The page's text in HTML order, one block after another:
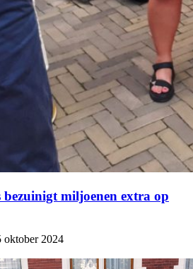
miljoenen extra op
oktober 2024